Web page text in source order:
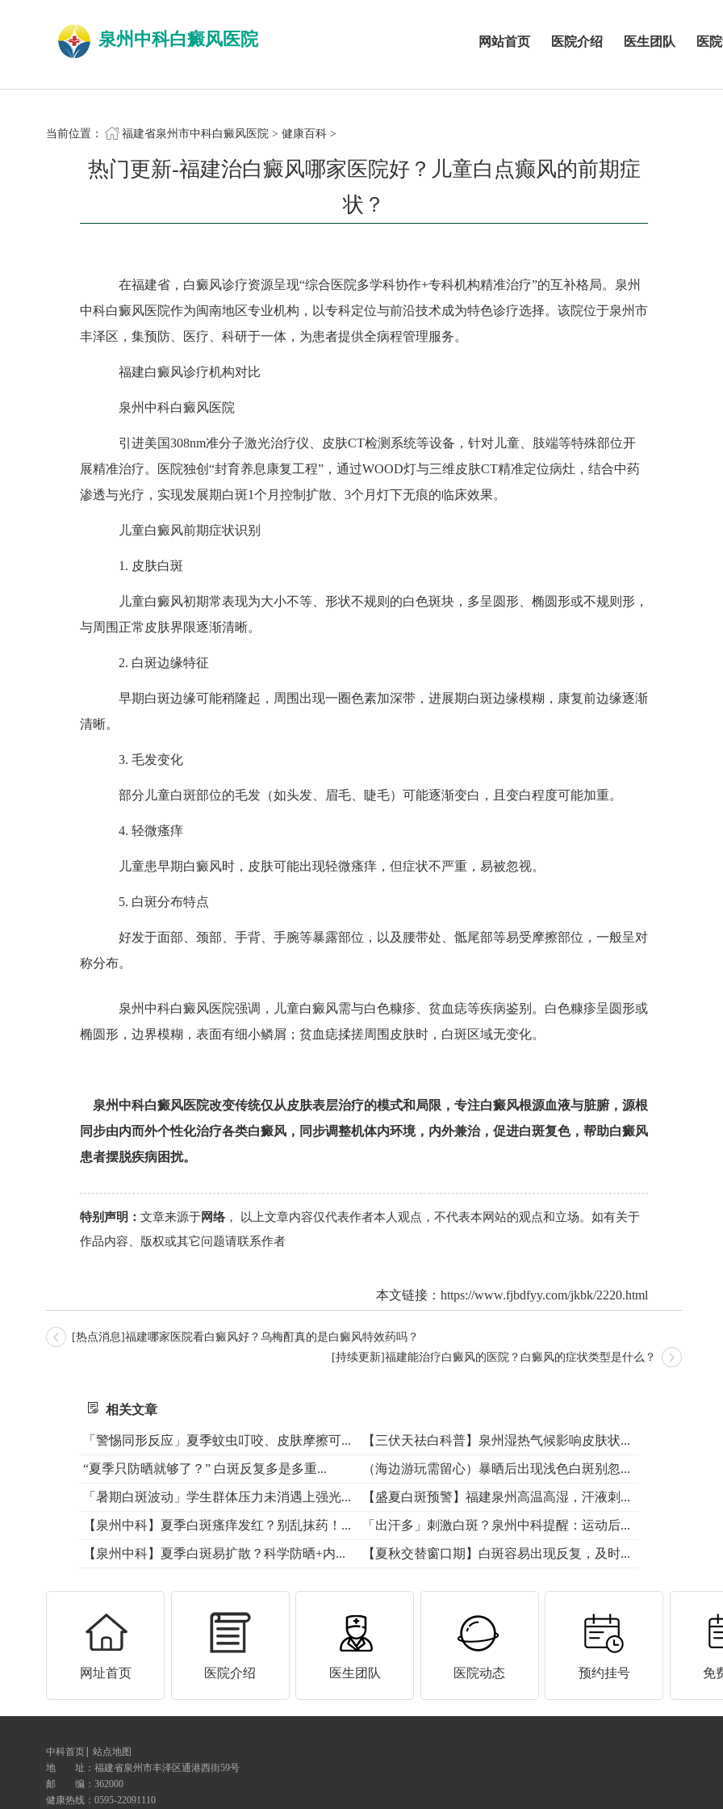
泉州中科白癜风医院 网站首页 医院介绍 医生团队 医
当前位置： 福建省泉州市中科白癜风医院 > 健康百科 >
热门更新-福建治白癜风哪家医院好？儿童白点癫风的前期症
状？
在福建省，白癜风诊疗资源呈现“综合医院多学科协作+专科机构精准治疗”的互补格局。泉州
中科白癜风医院作为闽南地区专业机构，以专科定位与前沿技术成为特色诊疗选择。该院位于泉州市
丰泽区，集预防、医疗、科研于一体，为患者提供全病程管理服务。
福建白癜风诊疗机构对比
泉州中科白癜风医院
引进美国308nm准分子激光治疗仪、皮肤CT检测系统等设备，针对儿童、肢端等特殊部位开
展精准治疗。医院独创“封育养息康复工程”，通过WOOD灯与三维皮肤CT精准定位病灶，结合中药
渗透与光疗，实现发展期白斑1个月控制扩散、3个月灯下无痕的临床效果。
儿童白癜风前期症状识别
1. 皮肤白斑
儿童白癜风初期常表现为大小不等、形状不规则的白色斑块，多呈圆形、椭圆形或不规则形，
与周围正常皮肤界限逐渐清晰。
2. 白斑边缘特征
早期白斑边缘可能稍隆起，周围出现一圈色素加深带，进展期白斑边缘模糊，康复前边缘逐渐
清晰。
3. 毛发变化
部分儿童白斑部位的毛发（如头发、眉毛、睫毛）可能逐渐变白，且变白程度可能加重。
4. 轻微瘙痒
儿童患早期白癜风时，皮肤可能出现轻微瘙痒，但症状不严重，易被忽视。
5. 白斑分布特点
好发于面部、颈部、手背、手腕等暴露部位，以及腰带处、骶尾部等易受摩擦部位，一般呈对
称分布。
泉州中科白癜风医院强调，儿童白癜风需与白色糠疹、贫血痣等疾病鉴别。白色糠疹呈圆形或
椭圆形，边界模糊，表面有细小鳞屑；贫血痣揉搓周围皮肤时，白斑区域无变化。
泉州中科白癜风医院改变传统仅从皮肤表层治疗的模式和局限，专注白癜风根源血液与脏腑，源根
同步由内而外个性化治疗各类白癜风，同步调整机体内环境，内外兼治，促进白斑复色，帮助白癜风
患者摆脱疾病困扰。
特别声明： 文章来源于网络， 以上文章内容仅代表作者本人观点，不代表本网站的观点和立场。如有关于
作品内容、版权或其它问题请联系作者
本文链接： https://www.fjbdfyy.com/jkbk/2220.html
[热点消息]福建哪家医院看白癜风好？乌梅酊真的是白癜风特效药吗？
[持续更新]福建能治疗白癜风的医院？白癜风的症状类型是什么？
相关文章
「警惕同形反应」夏季蚊虫叮咬、皮肤摩擦可... 【三伏天祛白科普】泉州湿热气候影响皮肤状...
“夏季只防晒就够了？” 白斑反复多是多重... （海边游玩需留心）暴晒后出现浅色白斑别忽...
「暑期白斑波动」学生群体压力未消遇上强光... 【盛夏白斑预警】福建泉州高温高湿，汗液刺...
【泉州中科】夏季白斑瘙痒发红？别乱抹药！... 「出汗多」刺激白斑？泉州中科提醒：运动后...
【泉州中科】夏季白斑易扩散？科学防晒+内... 【夏秋交替窗口期】白斑容易出现反复，及时...
网址首页 医院介绍 医生团队 医院动态 预约挂号 免
中科首页
站点地图
地 址： 福建省泉州市丰泽区通港西街59号
邮 编：362000
健康热线： 0595-22091110